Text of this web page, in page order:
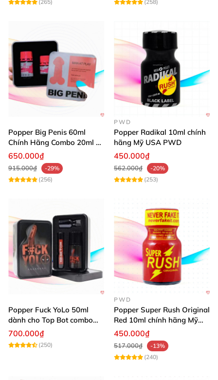
(265)
(258)
Popper Big Penis 60ml
Chính Hãng Combo 20ml +
40ml Tăng Khoái Cảm Cho
Top & Bot
650.000₫
915.000₫
-29%
(256)
PWD
Popper Radikal 10ml chính
hãng Mỹ USA PWD
450.000₫
562.000₫
-20%
(253)
Popper Fuck YoLo 50ml
dành cho Top Bot combo
hộp thiếc 40ml + 10ml
700.000₫
(250)
PWD
Popper Super Rush Original
Red 10ml chính hãng Mỹ
USA PWD
450.000₫
517.000₫
-13%
(240)